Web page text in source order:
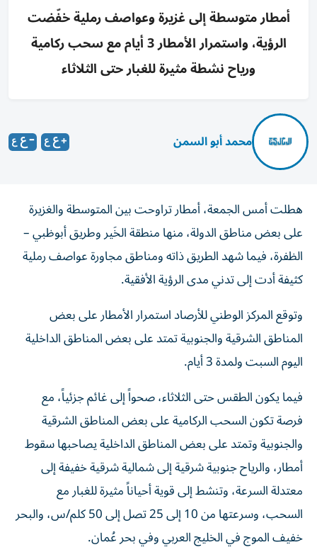
أمطار متوسطة إلى غزيرة وعواصف رملية خفّضت
الرؤية، واستمرار الأمطار 3 أيام مع سحب ركامية
ورياح نشطة مثيرة للغبار حتى الثلاثاء
محمد أبو السمن
هطلت أمس الجمعة، أمطار تراوحت بين المتوسطة والغزيرة
على بعض مناطق الدولة، منها منطقة الخَير وطريق أبوظبي –
الظفرة، فيما شهد الطريق ذاته ومناطق مجاورة عواصف رملية
كثيفة أدت إلى تدني مدى الرؤية الأفقية.
وتوقع المركز الوطني للأرصاد استمرار الأمطار على بعض
المناطق الشرقية والجنوبية تمتد على بعض المناطق الداخلية
اليوم السبت ولمدة 3 أيام.
فيما يكون الطقس حتى الثلاثاء، صحواً إلى غائم جزئياً، مع
فرصة تكون السحب الركامية على بعض المناطق الشرقية
والجنوبية وتمتد على بعض المناطق الداخلية يصاحبها سقوط
أمطار، والرياح جنوبية شرقية إلى شمالية شرقية خفيفة إلى
معتدلة السرعة، وتنشط إلى قوية أحياناً مثيرة للغبار مع
السحب، وسرعتها من 10 إلى 25 تصل إلى 50 كلم/س، والبحر
خفيف الموج في الخليج العربي وفي بحر عُمان.